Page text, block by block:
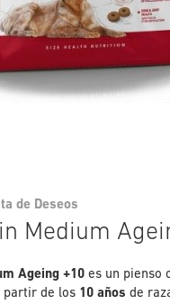
Medium
Ageing +10 es un pienso
partir de los 10 años de
de Deseos
al
de
la